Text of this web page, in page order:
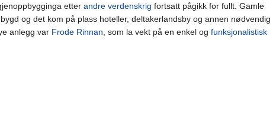
etter andre verdenskrig fortsatt pågikk for fullt. Gamle
og det kom på plass hoteller, deltakerlandsby og annen nødvendig
anlegg var Frode Rinnan , som la vekt på en enkel og funksjonalistisk